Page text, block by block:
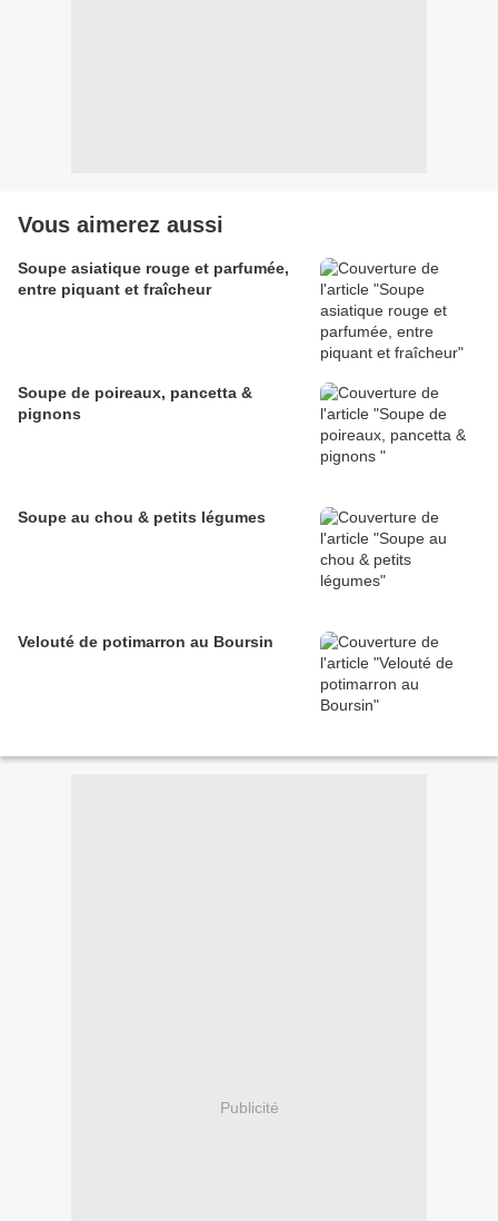
Vous aimerez aussi
Soupe asiatique rouge et parfumée,
entre piquant et fraîcheur
Soupe de poireaux, pancetta &
pignons
Soupe au chou & petits légumes
Velouté de potimarron au Boursin
Publicité